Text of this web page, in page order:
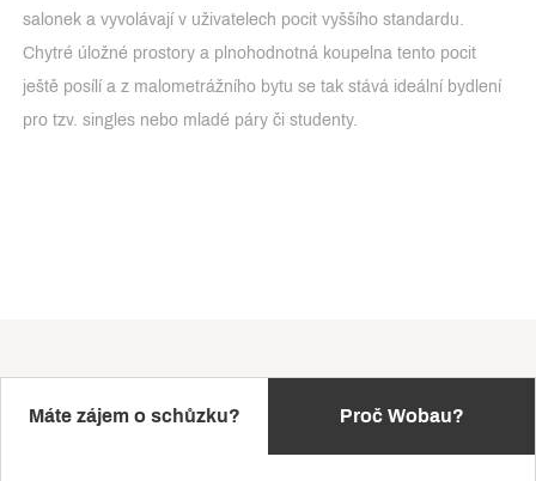
salonek a vyvolávají v uživatelech pocit vyššího standardu.
Chytré úložné prostory a plnohodnotná koupelna tento pocit
ještě posílí a z malometrážního bytu se tak stává ideální bydlení
pro tzv. singles nebo mladé páry či studenty.
Máte zájem o schůzku? Proč Wobau?